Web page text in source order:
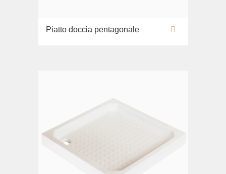
Piatto doccia pentagonale